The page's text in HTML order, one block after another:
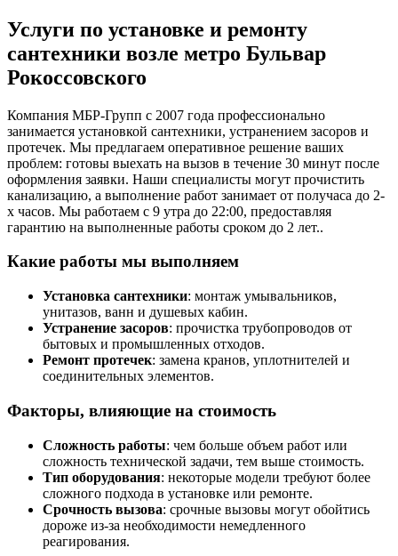
Услуги по установке и ремонту
сантехники возле метро Бульвар
Рокоссовского
Компания МБР-Групп с 2007 года профессионально
занимается установкой сантехники, устранением засоров и
протечек. Мы предлагаем оперативное решение ваших
проблем: готовы выехать на вызов в течение 30 минут после
оформления заявки. Наши специалисты могут прочистить
канализацию, а выполнение работ занимает от получаса до 2-
х часов. Мы работаем с 9 утра до 22:00, предоставляя
гарантию на выполненные работы сроком до 2 лет..
Какие работы мы выполняем
Установка сантехники: монтаж умывальников,
унитазов, ванн и душевых кабин.
Устранение засоров: прочистка трубопроводов от
бытовых и промышленных отходов.
Ремонт протечек: замена кранов, уплотнителей и
соединительных элементов.
Факторы, влияющие на стоимость
Сложность работы: чем больше объем работ или
сложность технической задачи, тем выше стоимость.
Тип оборудования: некоторые модели требуют более
сложного подхода в установке или ремонте.
Срочность вызова: срочные вызовы могут обойтись
дороже из-за необходимости немедленного
реагирования.